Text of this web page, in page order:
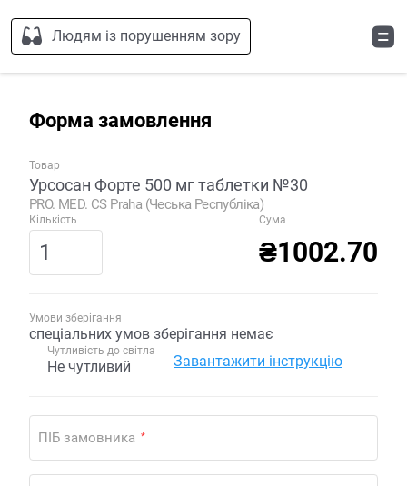
Людям із порушенням зору
Форма замовлення
Товар
Урсосан Форте 500 мг таблетки №30
PRO. MED. CS Praha (Чеська Республіка)
Кількість Сума
₴1002.70
Умови зберігання
спеціальних умов зберігання немає
Чутливість до світла
Не чутливий Завантажити інструкцію
ПІБ замовника *